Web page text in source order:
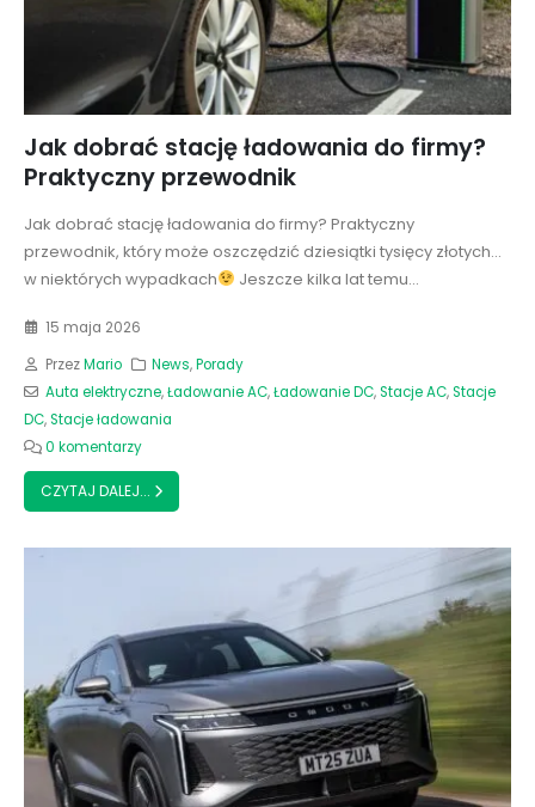
Jak dobrać stację ładowania do firmy?
Praktyczny przewodnik
Jak dobrać stację ładowania do firmy? Praktyczny
przewodnik, który może oszczędzić dziesiątki tysięcy złotych...
w niektórych wypadkach
Jeszcze kilka lat temu...
15 maja 2026
PrzezMario News,Porady
Auta elektryczne,Ładowanie AC,Ładowanie DC,Stacje AC,Stacje
DC,Stacje ładowania
0 komentarzy
CZYTAJ DALEJ...